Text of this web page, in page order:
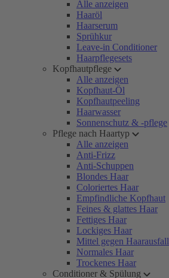
Alle anzeigen
Haaröl
Haarserum
Sprühkur
Leave-in Conditioner
Haarpflegesets
Kopfhautpflege
Alle anzeigen
Kopfhaut-Öl
Kopfhautpeeling
Haarwasser
Sonnenschutz & -pflege
Pflege nach Haartyp
Alle anzeigen
Anti-Frizz
Anti-Schuppen
Blondes Haar
Coloriertes Haar
Empfindliche Kopfhaut
Feines & glattes Haar
Fettiges Haar
Lockiges Haar
Mittel gegen Haarausfall
Normales Haar
Trockenes Haar
Conditioner & Spülung